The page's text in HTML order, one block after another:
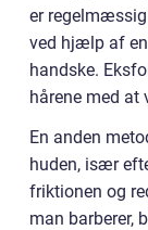
er
ved hjælp af en
handske.
hårene med at
En anden
huden, især
friktionen og
man barberer,